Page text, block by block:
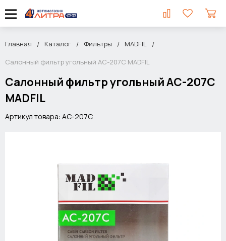
Главная Каталог Фильтры
MADFIL
Салонный фильтр угольный AC-207C MADFIL
Салонный фильтр угольный AC-207C
MADFIL
Артикул товара: AC-207C